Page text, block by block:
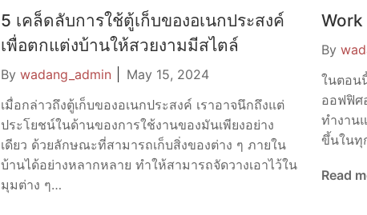
5 เคล็ดลับการใช้ตู้เก็บของอเนกประสงค์
เพื่อตกแต่งบ้านให้สวยงามมีสไตล์
By wadang_admin
May 15, 2024
เมื่อกล่าวถึงตู้เก็บของอเนกประสงค์ เราอาจนึกถึงแต่
ประโยชน์ในด้านของการใช้งานของมันเพียงอย่าง
เดียว ด้วยลักษณะที่สามารถเก็บสิ่งของต่าง ๆ ภายใน
บ้านได้อย่างหลากหลาย ทำให้สามารถจัดวางเอาไว้ใน
มุมต่าง ๆ…
Work
By
ในตอน
ออฟฟิศ
ทำงาน
ขึ้นในทุ
Read